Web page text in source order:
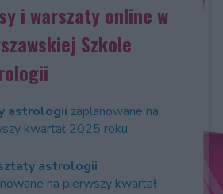
i warszaty online w
Szkole
astrologii zaplanowane na
kwartał 2025 roku
astrologii
na pierwszy kwartał